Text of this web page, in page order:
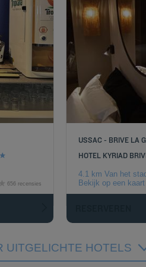
656 recensies
USSAC - BRIVE LA
HOTEL KYRIAD
4.1 km Van het
Bekijk op een kaart
UITGELICHTE HOTELS